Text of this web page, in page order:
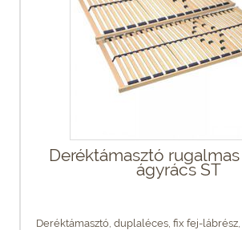
Deréktámasztó
ágyrács ST
Deréktámasztó, duplaléces, fix fej-